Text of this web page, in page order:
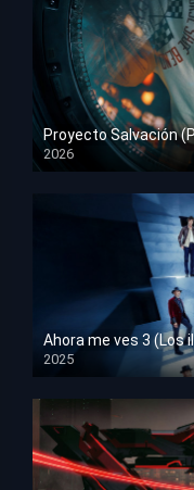
Proyecto Salvación
2026
HD 1080p
Ahora me ves 3 (Los
2025
HD 1080p